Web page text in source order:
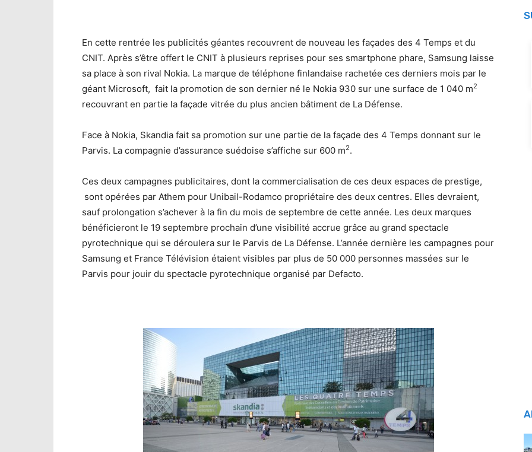
En cette rentrée les publicités géantes recouvrent de nouveau les façades des 4 Temps et du
CNIT. Après s’être offert le CNIT à plusieurs reprises pour ses smartphone phare, Samsung laisse
sa place à son rival Nokia. La marque de téléphone finlandaise rachetée ces derniers mois par le
géant Microsoft, fait la promotion de son dernier né le Nokia 930 sur une surface de 1 040 m2
recouvrant en partie la façade vitrée du plus ancien bâtiment de La Défense.
Face à Nokia, Skandia fait sa promotion sur une partie de la façade des 4 Temps donnant sur le
Parvis. La compagnie d’assurance suédoise s’affiche sur 600 m2.
Ces deux campagnes publicitaires, dont la commercialisation de ces deux espaces de prestige,
sont opérées par Athem pour Unibail-Rodamco propriétaire des deux centres. Elles devraient,
sauf prolongation s’achever à la fin du mois de septembre de cette année. Les deux marques
bénéficieront le 19 septembre prochain d’une visibilité accrue grâce au grand spectacle
pyrotechnique qui se déroulera sur le Parvis de La Défense. L’année dernière les campagnes pour
Samsung et France Télévision étaient visibles par plus de 50 000 personnes massées sur le
Parvis pour jouir du spectacle pyrotechnique organisé par Defacto.